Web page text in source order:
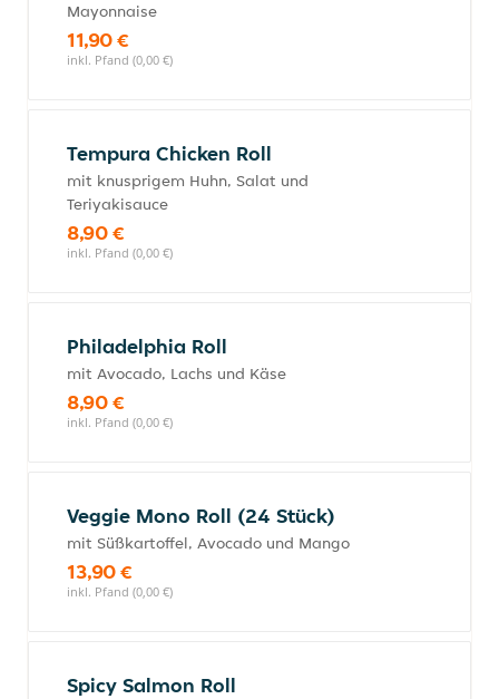
Mayonnaise
11,90 €
inkl. Pfand (0,00 €)
Tempura Chicken Roll
mit knusprigem Huhn, Salat und
Teriyakisauce
8,90 €
inkl. Pfand (0,00 €)
Philadelphia Roll
mit Avocado, Lachs und Käse
8,90 €
inkl. Pfand (0,00 €)
Veggie Mono Roll (24 Stück)
mit Süßkartoffel, Avocado und Mango
13,90 €
inkl. Pfand (0,00 €)
Spicy Salmon Roll